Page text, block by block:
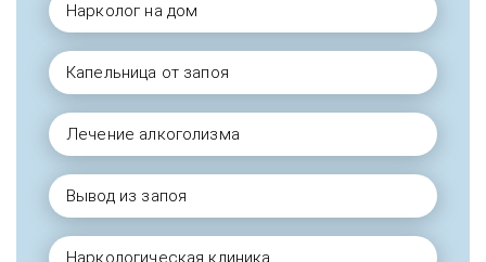
Нарколог на дом
Капельница от запоя
Лечение алкоголизма
Вывод из запоя
Наркологическая клиника